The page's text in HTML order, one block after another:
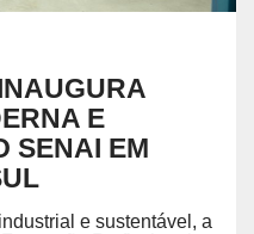
E
SENAI EM
e sustentável, a